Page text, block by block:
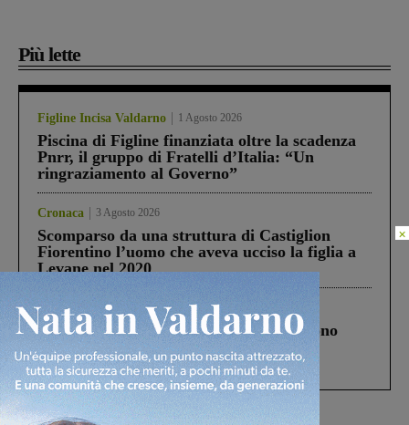
Più lette
Figline Incisa Valdarno 1 Agosto 2026
Piscina di Figline finanziata oltre la scadenza
Pnrr, il gruppo di Fratelli d’Italia: “Un
ringraziamento al Governo”
Cronaca 3 Agosto 2026
Scomparso da una struttura di Castiglion
Fiorentino l’uomo che aveva ucciso la figlia a
Levane nel 2020
Cronaca 4 Agosto 2026
Un anno fa la strage in A1 in cui morirono
Gianni, Giulia e Franco. Lo schianto, il
processo, lo stop ai sorpassi fra tir....
×